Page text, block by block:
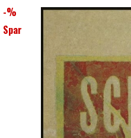
-%
Spar